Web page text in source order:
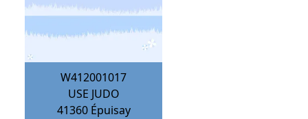
W412001017
USE JUDO
41360 Épuisay